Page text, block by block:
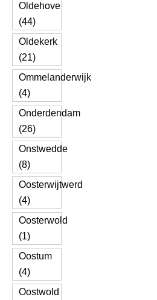
Oldehove
(44)
Oldekerk
(21)
Ommelanderwijk
(4)
Onderdendam
(26)
Onstwedde
(8)
Oosterwijtwerd
(4)
Oosterwold
(1)
Oostum
(4)
Oostwold